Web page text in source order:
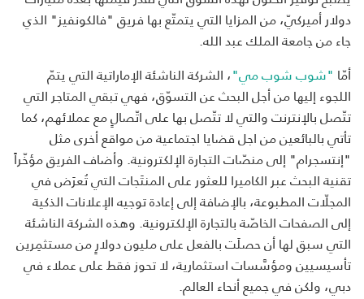
دولار أميركيّ، من المزايا التي يتمتّع بها فريق "فالكونفيز" الذي
جاء من جامعة الملك عبد الله.
أمّا "شوب شوب مي"، الشركة الناشئة الإماراتية التي يتمّ
اللجوء إليها من أجل البحث عن التسوّق، فهي تبقي المتاجر التي
تتّصل بالإنترنت والتي لا تتّصل بها على اتّصالٍ مع عملائهم، كما
تأتي بالبائعين من اجل قضايا اجتماعية من مواقع أخرى مثل
"إنتسجرام" إلى منصّات التجارة الإلكترونية. وأضاف الفريق مؤخّراً
تقنية البحث عبر الكاميرا للعثور على المنتَجات التي تُعرَض في
المجلّات المطبوعة، بالإضافة إلى إعادة توجيه الإعلانات الذكية
إلى الصفحات الخاصّة بالتجارة الإلكترونية. وهذه الشركة الناشئة
التي سبق لها أن حصلَت بالفعل على مليون دولارٍ من مستثمِرين
تأسيسيين ومؤسَّسات استثمارية، لا تحوز فقط على عملاء في
دبي، ولكن في جميع أنحاء العالم.